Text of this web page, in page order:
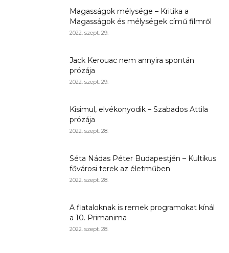
Magasságok mélysége – Kritika a
Magasságok és mélységek című filmről
2022. szept. 29.
Jack Kerouac nem annyira spontán
prózája
2022. szept. 29.
Kisimul, elvékonyodik – Szabados Attila
prózája
2022. szept. 28.
Séta Nádas Péter Budapestjén – Kultikus
fővárosi terek az életműben
2022. szept. 28.
A fiataloknak is remek programokat kínál
a 10. Primanima
2022. szept. 28.